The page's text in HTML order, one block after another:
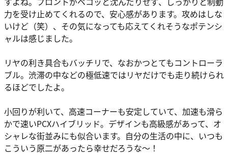
力を受け止めてくれるので、安心感があります。攻めはしな
いけど（笑）、その気になっても応えてくれそうなポテンシ
ャルは感じました。
リヤの利き具合もバッチリで、なおかつとてもコントローラ
ブル。渋滞の中などの極低速ではリヤだけでも走り続けられ
るほどでしたよ。
小回りが利いて、高速コーナーも安定していて、加速も滑ら
かで速いPCXハイブリッド。デザインも高級感があって、オ
シャレな街並みにも似合います。自分の生活の中に、いつも
こういう原二があったら幸せだろうな〜！